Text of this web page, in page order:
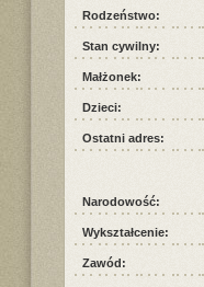
Rodzeństwo:
Stan cywilny:
Małżonek:
Dzieci:
Ostatni adres:
Narodowość:
Wykształcenie:
Zawód: